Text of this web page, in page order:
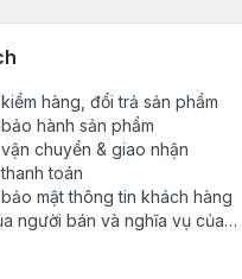
hàng, đổi trả sản phẩm
hành sản phẩm
chuyển & giao nhận
toán
mật thông tin khách hàng
người bán và nghĩa vụ của